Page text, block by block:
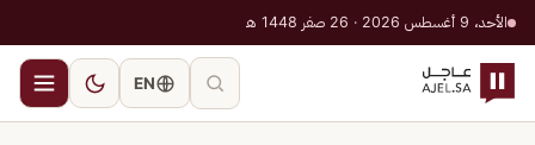
الأحد، 9 أغسطس 2026 · 26 صفر 1448 هـ
EN